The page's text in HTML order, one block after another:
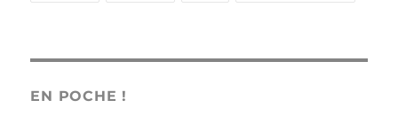
EN POCHE !